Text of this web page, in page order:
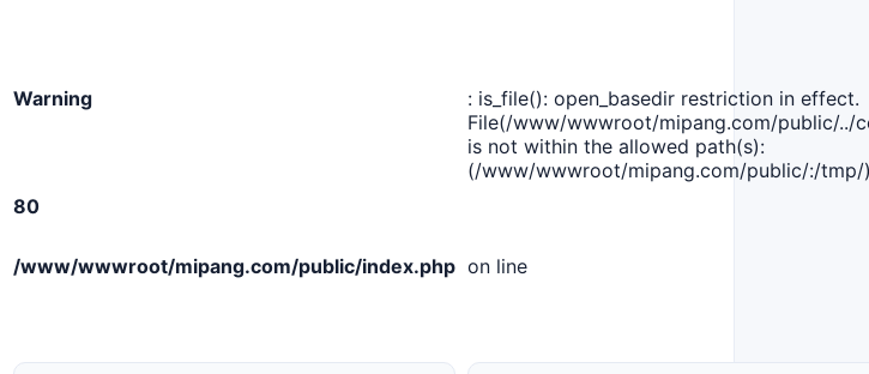
Warning
: is_file(): open_basedir restriction in effect.
File(/www/wwwroot/mipang.com/public/../
is not within the allowed path(s):
(/www/wwwroot/mipang.com/public/:/tmp/
80
/www/wwwroot/mipang.com/public/index.php on line